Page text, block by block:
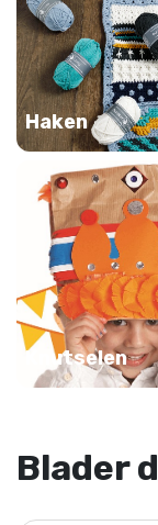
Haken
Knutselen
Blader